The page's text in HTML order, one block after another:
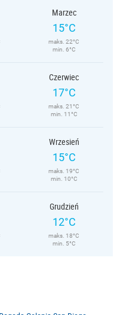
Marzec
15°C
maks. 22°C
min. 6°C
Czerwiec
17°C
maks. 21°C
min. 11°C
Wrzesień
15°C
maks. 19°C
min. 10°C
Grudzień
12°C
maks. 18°C
min. 5°C